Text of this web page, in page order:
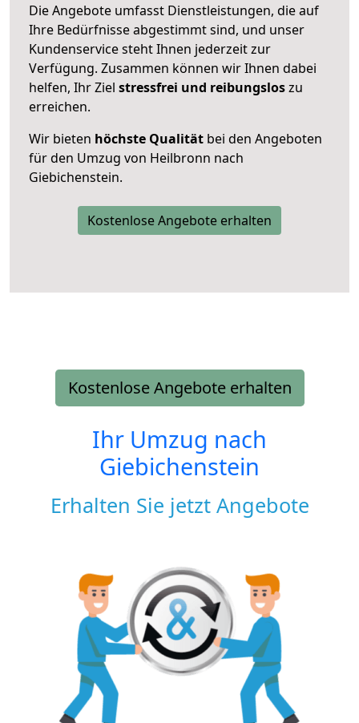
Die Angebote umfasst Dienstleistungen, die auf
Ihre Bedürfnisse abgestimmt sind, und unser
Kundenservice steht Ihnen jederzeit zur
Verfügung. Zusammen können wir Ihnen dabei
helfen, Ihr Ziel stressfrei und reibungsloszu
erreichen.
Wir bieten höchste Qualität bei den Angeboten
für den Umzug von Heilbronn nach
Giebichenstein.
Kostenlose Angebote erhalten
Kostenlose Angebote erhalten
Ihr Umzug nach
Giebichenstein
Erhalten Sie jetzt Angebote